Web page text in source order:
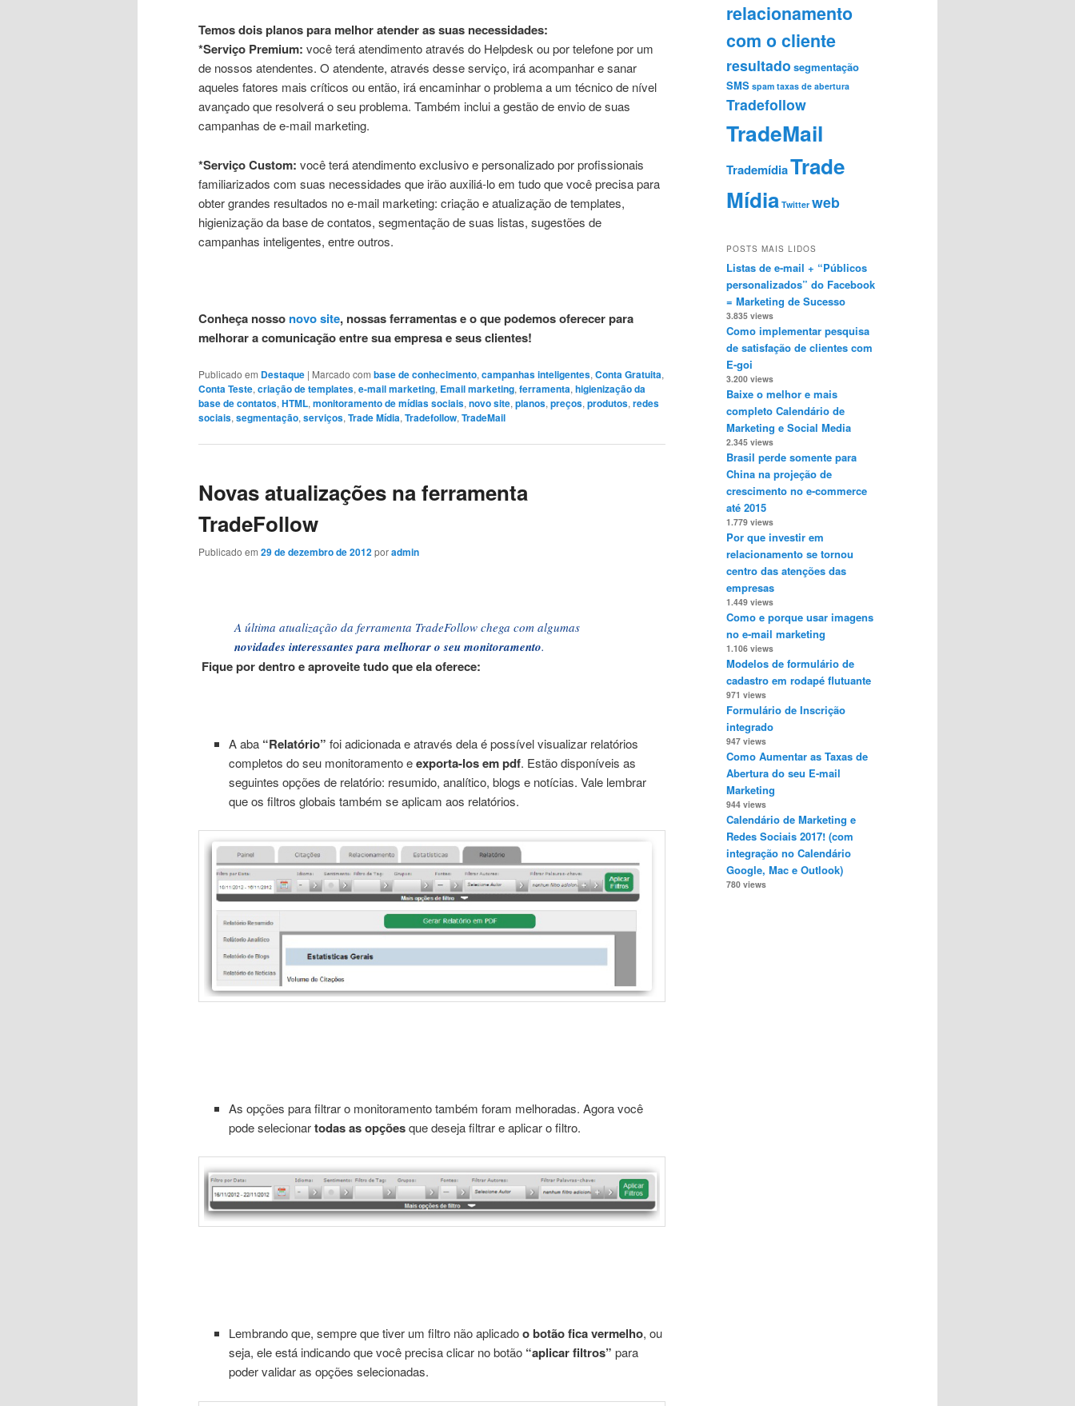
Temos dois planos para melhor atender as suas necessidades:
*Serviço Premium: você terá atendimento através do Helpdesk ou por telefone por um
de nossos atendentes. O atendente, através desse serviço, irá acompanhar e sanar
aqueles fatores mais críticos ou então, irá encaminhar o problema a um técnico de nível
avançado que resolverá o seu problema. Também inclui a gestão de envio de suas
campanhas de e-mail marketing.
*Serviço Custom: você terá atendimento exclusivo e personalizado por profissionais
familiarizados com suas necessidades que irão auxiliá-lo em tudo que você precisa para
obter grandes resultados no e-mail marketing: criação e atualização de templates,
higienização da base de contatos, segmentação de suas listas, sugestões de
campanhas inteligentes, entre outros.
Conheça nosso novo site, nossas ferramentas e o que podemos oferecer para
melhorar a comunicação entre sua empresa e seus clientes!
Publicado em Destaque | Marcado com base de conhecimento, campanhas inteligentes, Conta Gratuita,
Conta Teste, criação de templates, e-mail marketing, Email marketing, ferramenta, higienização da
base de contatos, HTML, monitoramento de mídias sociais, novo site, planos, preços, produtos, redes
sociais, segmentação, serviços, Trade Mídia, Tradefollow, TradeMail
Novas atualizações na ferramenta
TradeFollow
Publicado em 29 de dezembro de 2012poradmin
A última atualização da ferramenta TradeFollow chega com algumas
novidades interessantes para melhorar o seu monitoramento.
Fique por dentro e aproveite tudo que ela oferece:
A aba “Relatório” foi adicionada e através dela é possível visualizar relatórios
completos do seu monitoramento eexporta-los em pdf. Estão disponíveis as
seguintes opções de relatório: resumido, analítico, blogs e notícias. Vale lembrar
que os filtros globais também se aplicam aos relatórios.
As opções para filtrar o monitoramento também foram melhoradas. Agora você
pode selecionartodas as opçõesque deseja filtrar e aplicar o filtro.
Lembrando que, sempre que tiver um filtro não aplicadoo botão fica vermelho, ou
seja, ele está indicando que você precisa clicar no botão “aplicar filtros” para
poder validar as opções selecionadas.
relacionamento
com o cliente
resultado segmentação
SMS spam taxas de abertura
Tradefollow
TradeMail
TrademídiaTrade
Mídia Twitter web
POSTS MAIS LIDOS
Listas de e-mail + “Públicos
personalizados” do Facebook
= Marketing de Sucesso
3.835 views
Como implementar pesquisa
de satisfação de clientes com
E-goi
3.200 views
Baixe o melhor e mais
completo Calendário de
Marketing e Social Media
2.345 views
Brasil perde somente para
China na projeção de
crescimento no e-commerce
até 2015
1.779 views
Por que investir em
relacionamento se tornou
centro das atenções das
empresas
1.449 views
Como e porque usar imagens
no e-mail marketing
1.106 views
Modelos de formulário de
cadastro em rodapé flutuante
971 views
Formulário de Inscrição
integrado
947 views
Como Aumentar as Taxas de
Abertura do seu E-mail
Marketing
944 views
Calendário de Marketing e
Redes Sociais 2017! (com
integração no Calendário
Google, Mac e Outlook)
780 views